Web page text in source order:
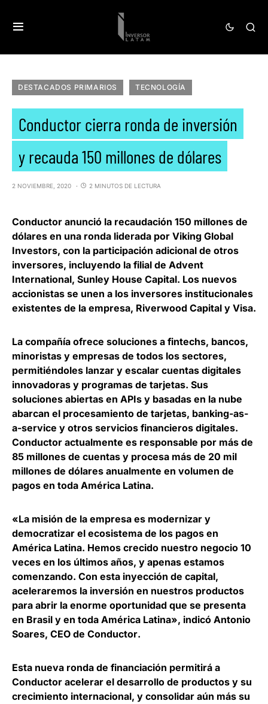
DESTACADOS PRIMARIOS TECNOLOGÍA
Conductor cierra ronda de inversión
y recauda 150 millones de dólares
2 NOVIEMBRE, 2020 2 MINUTOS DE LECTURA
Conductor anunció la recaudación 150 millones de
dólares en una ronda liderada por Viking Global
Investors, con la participación adicional de otros
inversores, incluyendo la filial de Advent
International, Sunley House Capital. Los nuevos
accionistas se unen a los inversores institucionales
existentes de la empresa, Riverwood Capital y Visa.
La compañía ofrece soluciones a fintechs, bancos,
minoristas y empresas de todos los sectores,
permitiéndoles lanzar y escalar cuentas digitales
innovadoras y programas de tarjetas. Sus
soluciones abiertas en APIs y basadas en la nube
abarcan el procesamiento de tarjetas, banking-as-
a-service y otros servicios financieros digitales.
Conductor actualmente es responsable por más de
85 millones de cuentas y procesa más de 20 mil
millones de dólares anualmente en volumen de
pagos en toda América Latina.
«La misión de la empresa es modernizar y
democratizar el ecosistema de los pagos en
América Latina. Hemos crecido nuestro negocio 10
veces en los últimos años, y apenas estamos
comenzando. Con esta inyección de capital,
aceleraremos la inversión en nuestros productos
para abrir la enorme oportunidad que se presenta
en Brasil y en toda América Latina», indicó Antonio
Soares, CEO de Conductor.
Esta nueva ronda de financiación permitirá a
Conductor acelerar el desarrollo de productos y su
crecimiento internacional, y consolidar aún más su